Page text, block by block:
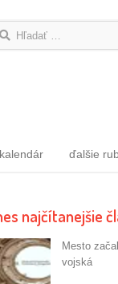
ďalšie
najčítanejšie
Mesto
vojská